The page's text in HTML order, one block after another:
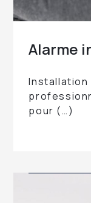
Alarme
pour (…)